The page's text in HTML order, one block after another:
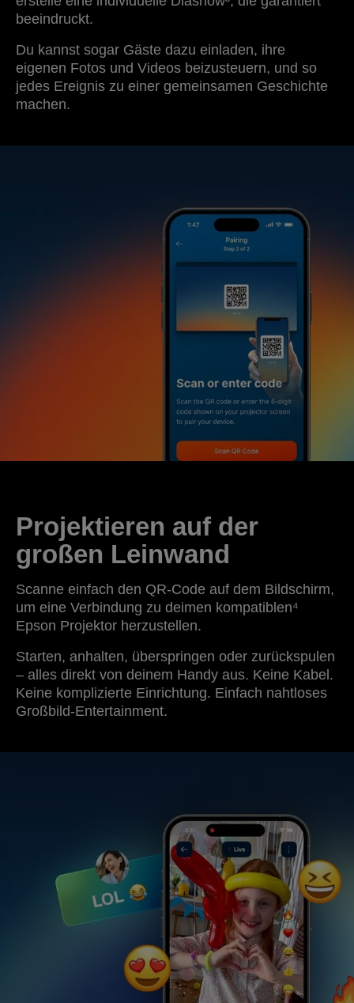
beeindruckt.
Du kannst sogar Gäste dazu einladen, ihre
eigenen Fotos und Videos beizusteuern, und so
jedes Ereignis zu einer gemeinsamen Geschichte
machen.
Projektieren auf der
großen Leinwand
Scanne einfach den QR-Code auf dem Bildschirm,
um eine Verbindung zu deimen kompatiblen⁴
Epson Projektor herzustellen.
Starten, anhalten, überspringen oder zurückspulen
– alles direkt von deinem Handy aus. Keine Kabel.
Keine komplizierte Einrichtung. Einfach nahtloses
Großbild-Entertainment.